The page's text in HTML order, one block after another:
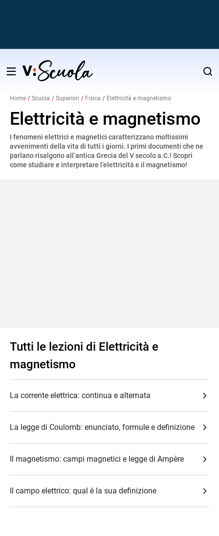
Salta
contenuto
Home Scuola Superiori Fisica Elettricità e magnetismo
Elettricità e magnetismo
I fenomeni elettrici e magnetici caratterizzano moltissimi
avvenimenti della vita di tutti i giorni. I primi documenti che ne
parlano risalgono all’antica Grecia del V secolo a.C.! Scopri
come studiare e interpretare l’elettricità e il magnetismo!
Tutti le lezioni di Elettricità e
magnetismo
La corrente elettrica: continua e alternata
La legge di Coulomb: enunciato, formule e definizione
Il magnetismo: campi magnetici e legge di Ampère
Il campo elettrico: qual è la sua definizione